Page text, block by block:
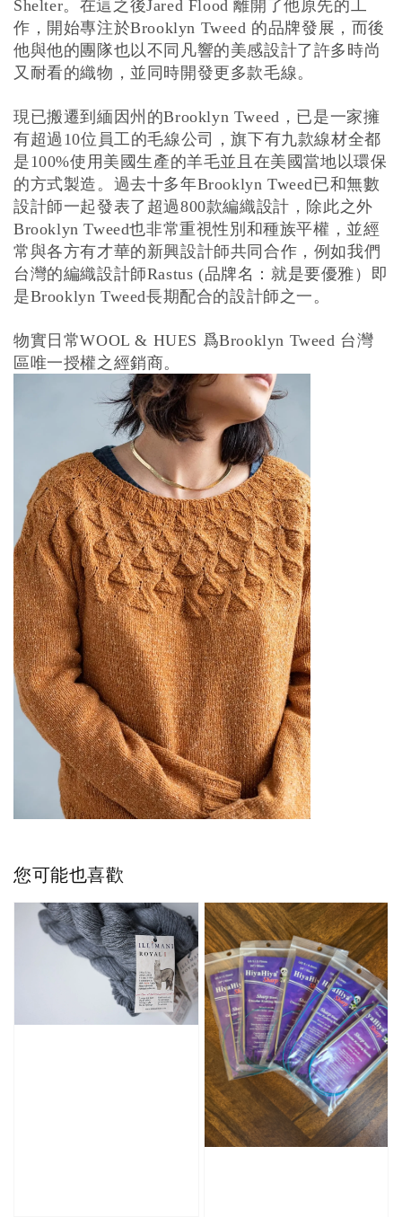
Shelter。在這之後Jared Flood離開了他原先的工
作，開始專注於Brooklyn Tweed 的品牌發展，而後
他與他的團隊也以不同凡響的美感設計了許多時尚
又耐看的織物，並同時開發更多款毛線。
現已搬遷到緬因州的Brooklyn Tweed ，已是一家擁
有超過 10位員工的毛線公司，旗下有九款線材全都
是100%使用美國生產的羊毛並且在美國當地以環保
的方式製造。過去十多年Brooklyn Tweed已和無數
設計師一起發表了超過800款編織設計，除此之外
Brooklyn Tweed也非常重視性別和種族平權，並經
常與各方有才華的新興設計師共同合作，例如我們
台灣的編織設計師Rastus (品牌名：就是要優雅）即
是Brooklyn Tweed長期配合的設計師之一。
物實日常WOOL & HUES 爲Brooklyn Tweed 台灣
區唯一授權之經銷商。
您可能也喜歡